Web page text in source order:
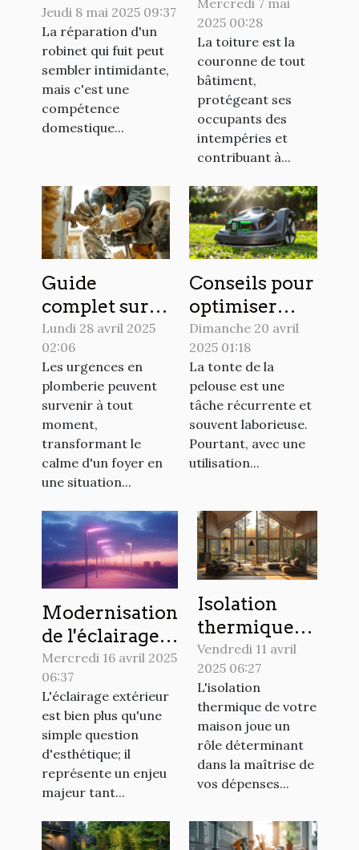
qui fuit guide
pratique pour
un choix
optimal
Jeudi 8 mai 2025 09:37
La réparation d'un
robinet qui fuit peut
sembler intimidante,
mais c'est une
compétence
domestique...
bon matériau
pour votre
toiture ?
2025 00:28
La toiture est la
couronne de tout
bâtiment,
protégeant ses
occupants des
intempéries et
contribuant à...
Guide
complet sur
les
interventions
d'urgence en
plomberie
Lundi 28 avril 2025
02:06
Les urgences en
plomberie peuvent
survenir à tout
moment,
transformant le
calme d'un foyer en
une situation...
Conseils pour
optimiser
l'utilisation
de votre
tondeuse
électrique
Dimanche 20 avril
2025 01:18
La tonte de la
pelouse est une
tâche récurrente et
souvent laborieuse.
Pourtant, avec une
utilisation...
Modernisation
de l'éclairage
extérieur
tendances et
économie
d'énergie
Mercredi 16 avril 2025
06:37
L'éclairage extérieur
est bien plus qu'une
simple question
d'esthétique; il
représente un enjeu
majeur tant...
Isolation
thermique
maison
économies et
confort
optimiser
votre espace
Vendredi 11 avril
2025 06:27
L'isolation
thermique de votre
maison joue un
rôle déterminant
dans la maîtrise de
vos dépenses...